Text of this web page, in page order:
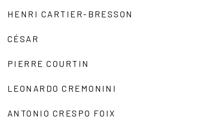
HENRI CARTIER-BRESSON
CÉSAR
PIERRE COURTIN
LEONARDO CREMONINI
ANTONIO CRESPO FOIX